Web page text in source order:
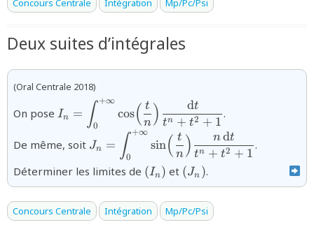
Concours Centrale Intégration Mp/Pc/Psi
Deux suites d’intégrales
(Oral Centrale 2018)
On pose In = ∫0
+∞
cos( n
t ) tn + t2 + 1
dt
.
De même, soit Jn = ∫0
+∞
sin( n
t ) tn + t2 + 1
ndt
.
Déterminer les limites de {(I_{n})}
(In ) et {(J_{n})}
(Jn ).
Concours Centrale Intégration Mp/Pc/Psi